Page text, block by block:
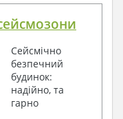
Сейсмічно
безпечний
будинок:
надійно, та
гарно